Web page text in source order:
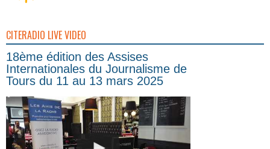
CITERADIO LIVE VIDEO
18ème édition des Assises
Internationales du Journalisme de
Tours du 11 au 13 mars 2025